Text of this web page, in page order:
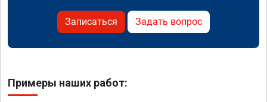
Записаться Задать вопрос
Примеры наших работ: